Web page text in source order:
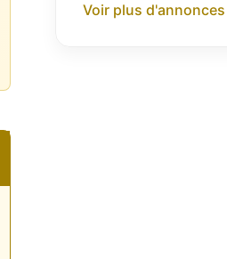
Voir plus d'annonces